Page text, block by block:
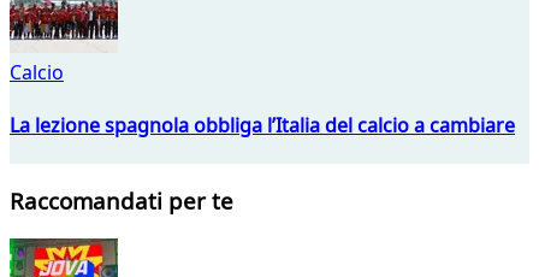
Calcio
La lezione spagnola obbliga l’Italia del calcio a cambiare
Raccomandati per te